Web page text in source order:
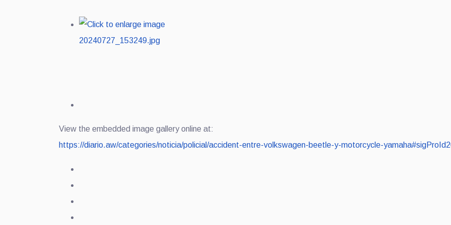
View the embedded image gallery online at:
https://diario.aw/categories/noticia/policial/accident-entre-volkswagen-beetle-y-motorcycle-